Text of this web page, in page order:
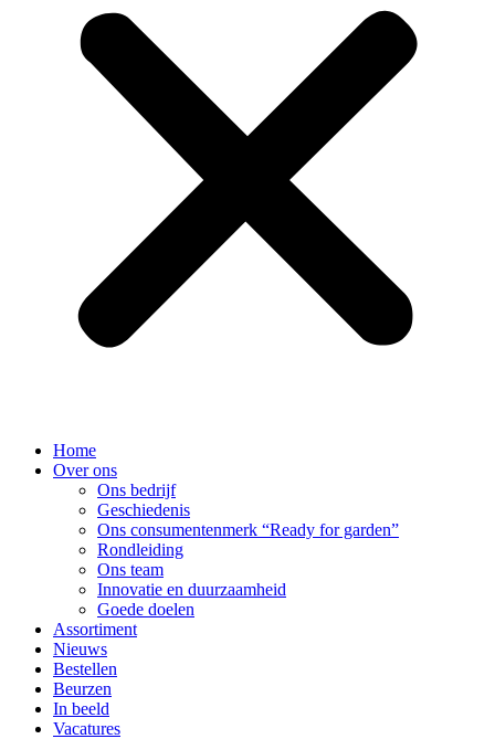
Home
Over ons
Ons bedrijf
Geschiedenis
Ons consumentenmerk “Ready for garden”
Rondleiding
Ons team
Innovatie en duurzaamheid
Goede doelen
Assortiment
Nieuws
Bestellen
Beurzen
In beeld
Vacatures